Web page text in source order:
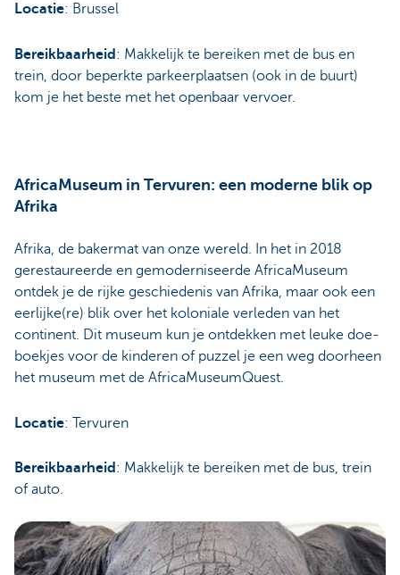
Locatie: Brussel
Bereikbaarheid : Makkelijk te bereiken met de bus en
trein, door beperkte parkeerplaatsen (ook in de buurt)
kom je het beste met het openbaar vervoer.
AfricaMuseum in Tervuren: een moderne blik op
Afrika
Afrika, de bakermat van onze wereld. In het in 2018
gerestaureerde en gemoderniseerde AfricaMuseum
ontdek je de rijke geschiedenis van Afrika, maar ook een
eerlijke(re) blik over het koloniale verleden van het
continent. Dit museum kun je ontdekken met leuke doe-
boekjes voor de kinderen of puzzel je een weg doorheen
het museum met de AfricaMuseumQuest.
Locatie: Tervuren
Bereikbaarheid : Makkelijk te bereiken met de bus, trein
of auto.